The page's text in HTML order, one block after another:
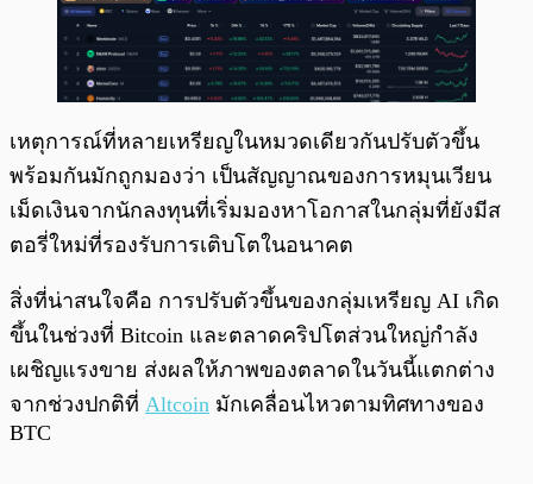
เหตุการณ์ที่หลายเหรียญในหมวดเดียวกันปรับตัวขึ้น
พร้อมกันมักถูกมองว่า เป็นสัญญาณของการหมุนเวียน
เม็ดเงินจากนักลงทุนที่เริ่มมองหาโอกาสในกลุ่มที่ยังมีส
ตอรี่ใหม่ที่รองรับการเติบโตในอนาคต
สิ่งที่น่าสนใจคือ การปรับตัวขึ้นของกลุ่มเหรียญ AI เกิด
ขึ้นในช่วงที่ Bitcoin และตลาดคริปโตส่วนใหญ่กำลัง
เผชิญแรงขาย ส่งผลให้ภาพของตลาดในวันนี้แตกต่าง
จากช่วงปกติที่ Altcoin มักเคลื่อนไหวตามทิศทางของ
BTC